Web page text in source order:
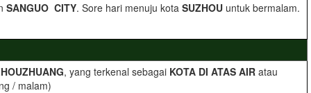
SANGUO CITY. Sore hari menuju kota SUZHOU untuk bermalam.
, yang terkenal sebagai KOTA DI ATAS AIR atau
/ malam)